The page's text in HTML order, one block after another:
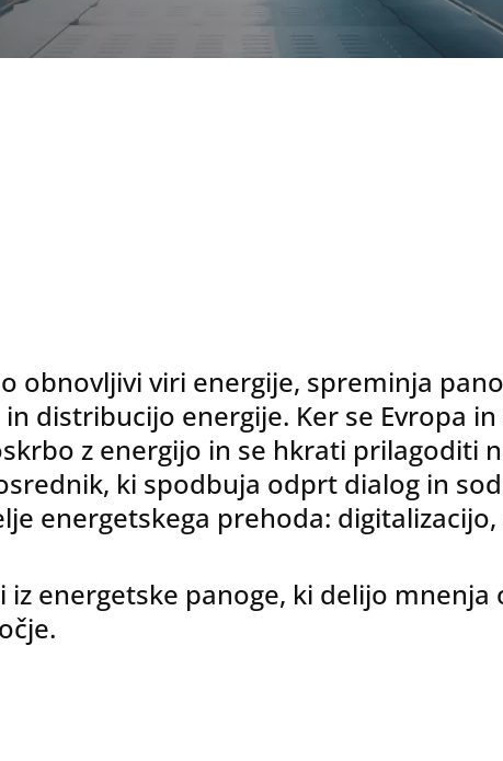
obnovljivi viri energije, spreminja
distribucijo energije. Ker se Evropa
z energijo in se hkrati prilagoditi
ki spodbuja odprt dialog in
energetskega prehoda:
energetske panoge, ki delijo